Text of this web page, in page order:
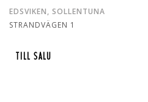
EDSVIKEN, SOLLENTUNA
STRANDVÄGEN 1
TILL SALU